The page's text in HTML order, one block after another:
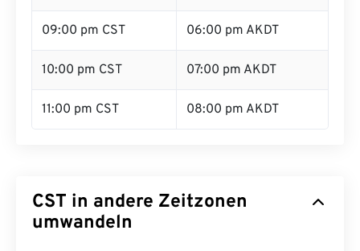
09:00 pm CST 06:00 pm AKDT
10:00 pm CST 07:00 pm AKDT
11:00 pm CST 08:00 pm AKDT
CST in andere Zeitzonen
umwandeln